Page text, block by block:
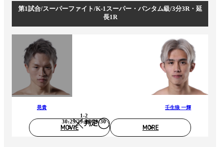
第1試合/スーパーファイト/K-1スーパー・バンタム級/3分3R・延
長1R
晃貴
判定
1-2
30:29/29:30/29:30
壬生狼 一輝
MOVIE MORE